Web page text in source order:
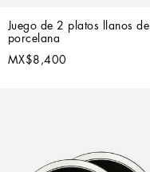
Juego de 2 platos llanos de
porcelana
MX$8,400